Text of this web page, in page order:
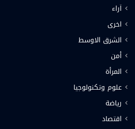
اَراء
اخرى
الشرق الاوسط
أمن
المرأة
علوم وتكنولوجيا
رياضة
اقتصاد